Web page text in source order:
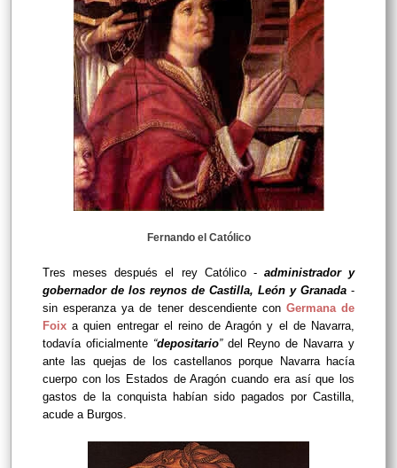
Fernando el Católico
Tres meses después el rey Católico -administrador y
gobernador de los reynos de Castilla, León y Granada -
sin esperanza ya de tener descendiente con Germana de
Foix a quien entregar el reino de Aragón y el de Navarra,
todavía oficialmente “depositario” del Reyno de Navarra y
ante las quejas de los castellanos porque Navarra hacía
cuerpo con los Estados de Aragón cuando era así que los
gastos de la conquista habían sido pagados por Castilla,
acude a Burgos.